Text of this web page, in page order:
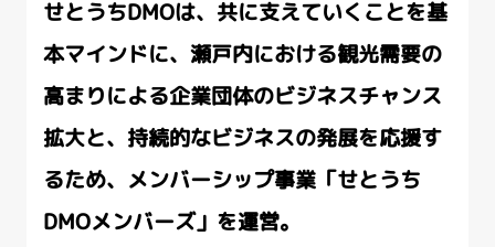
せとうちDMOは、共に支えていくことを基
本マインドに、瀬戸内における観光需要の
高まりによる企業団体のビジネスチャンス
拡大と、 持続的なビジネスの発展を応援す
るため、メンバーシップ事業「せとうち
DMOメンバーズ」を運営。